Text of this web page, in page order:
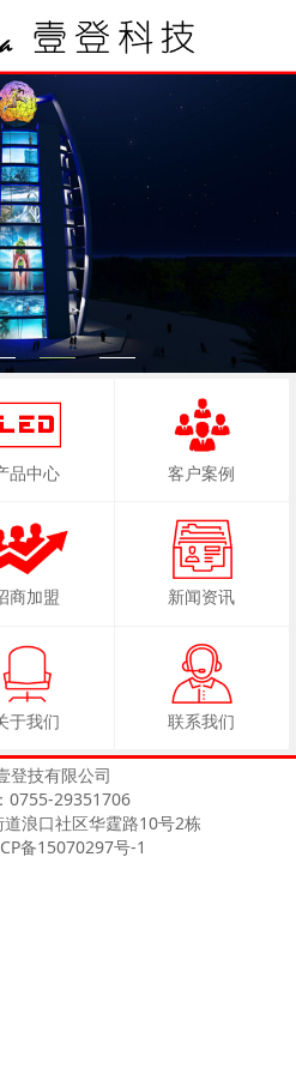
3 4
品中心 客户案例
商加盟 新闻资讯
于我们 联系我们
登技有限公司
0755-29351706
浪口社区华霆路10号2栋
备15070297号-1